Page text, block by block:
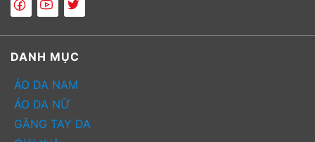
DANH MỤC
ÁO DA NAM
ÁO DA NỮ
GĂNG TAY DA